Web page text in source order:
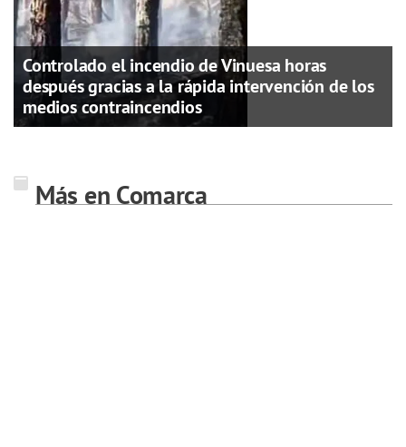
Controlado el incendio de Vinuesa horas
después gracias a la rápida intervención de los
medios contraincendios
Más en Comarca